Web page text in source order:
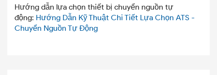
Hướng dẫn lựa chọn thiết bị chuyển nguồn tự
động: Hướng Dẫn Kỹ Thuật Chi Tiết Lựa Chọn ATS -
Chuyển Nguồn Tự Động